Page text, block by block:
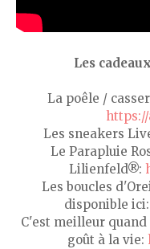
Les
La poêle /
https://
Les sneakers
Le Parapluie
Lilienfeld®:
Les boucles
disponible ici:
C'est meilleur
goût à la vie: